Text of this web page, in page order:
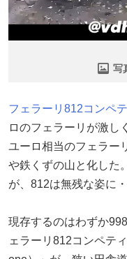
写
フェラーリ 812コンペ
ロのフェラーリが激し
ユーロ相当のフェラー
や鉄くずの山と化した
が、812は無残な姿に・
現存するのはわずか
ェラーリ812コンペテ